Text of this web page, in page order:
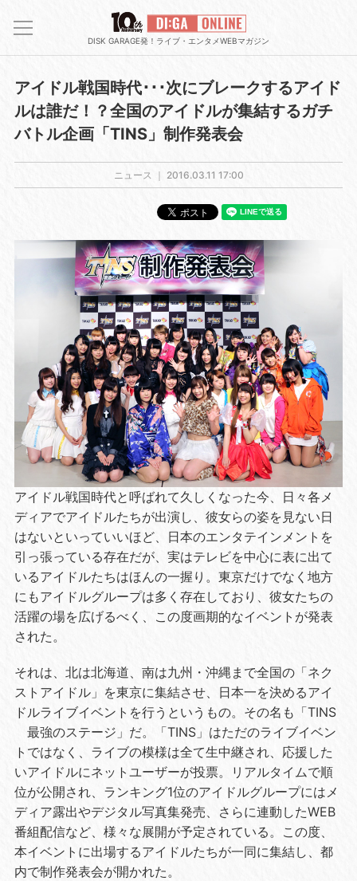
DISK GARAGE発！ライブ・エンタメWEBマガジン
アイドル戦国時代･･･次にブレークするアイド
ルは誰だ！？全国のアイドルが集結するガチ
バトル企画「TINS」制作発表会
ニュース ｜ 2016.03.11 17:00
アイドル戦国時代と呼ばれて久しくなった今、日々各メ
ディアでアイドルたちが出演し、彼女らの姿を見ない日
はないといっていいほど、日本のエンタテインメントを
引っ張っている存在だが、実はテレビを中心に表に出て
いるアイドルたちはほんの一握り。東京だけでなく地方
にもアイドルグループは多く存在しており、彼女たちの
活躍の場を広げるべく、この度画期的なイベントが発表
された。
それは、北は北海道、南は九州・沖縄まで全国の「ネク
ストアイドル」を東京に集結させ、日本一を決めるアイ
ドルライブイベントを行うというもの。その名も「TINS
最強のステージ」だ。「TINS」はただのライブイベン
トではなく、ライブの模様は全て生中継され、応援した
いアイドルにネットユーザーが投票。リアルタイムで順
位が公開され、ランキング1位のアイドルグループにはメ
ディア露出やデジタル写真集発売、さらに連動したWEB
番組配信など、様々な展開が予定されている。この度、
本イベントに出場するアイドルたちが一同に集結し、都
内で制作発表会が開かれた。